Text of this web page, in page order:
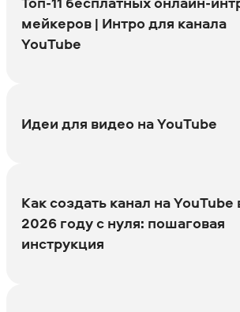
мейкеров | Интро для канала
YouTube
Идеи для видео на YouTube
Как создать канал на YouTube
2026 году с нуля: пошаговая
инструкция